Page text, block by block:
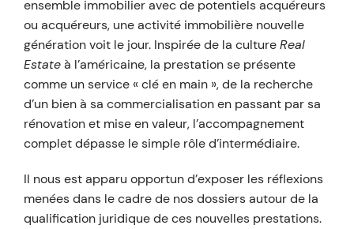
ensemble immobilier avec de potentiels acquéreurs
ou acquéreurs, une activité immobilière nouvelle
génération voit le jour. Inspirée de la cultureReal
Estateà l’américaine, la prestation se présente
comme un service « clé en main », de la recherche
d’un bien à sa commercialisation en passant par sa
rénovation et mise en valeur, l’accompagnement
complet dépasse le simple rôle d’intermédiaire.
Il nous est apparu opportun d’exposer les réflexions
menées dans le cadre de nos dossiers autour de la
qualification juridique de ces nouvelles prestations.